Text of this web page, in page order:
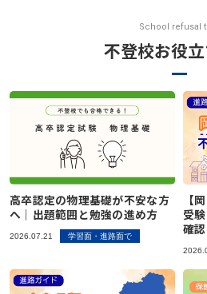
School refusal
不登校お役
高卒認定の物理基礎が不安な方
へ｜出題範囲と勉強の進め方
2026.07.21 学習面・進路面で
【
受
確